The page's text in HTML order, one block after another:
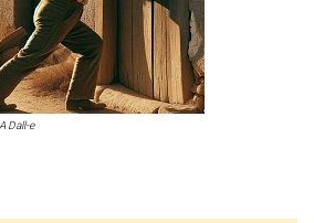
Dall-e